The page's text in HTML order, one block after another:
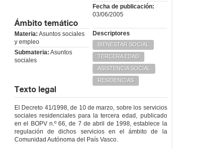
Fecha de publicación:
03/06/2005
Ámbito temático
Materia: Asuntos sociales
y empleo
Submateria: Asuntos
sociales
Descriptores
BIENESTAR SOCIAL
TERCERA EDAD
ASISTENCIA SOCIAL
RESIDENCIAS
Texto legal
El Decreto 41/1998, de 10 de marzo, sobre los servicios
sociales residenciales para la tercera edad, publicado
en el BOPV n.º 66, de 7 de abril de 1998, establece la
regulación de dichos servicios en el ámbito de la
Comunidad Autónoma del País Vasco.